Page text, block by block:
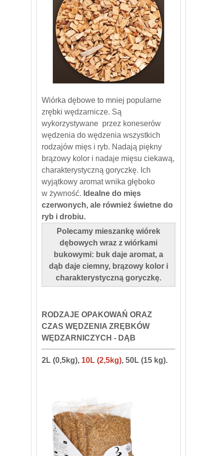
Wiórka dębowe to mniej popularne
zrębki wędzarnicze. Są
wykorzystywane przez koneserów
wędzenia do wędzenia wszystkich
rodzajów mięs i ryb. Nadają piękny
brązowy kolor i nadaje mięsu ciekawą,
charakterystyczną goryczkę. Ich
wyjątkowy aromat wnika głęboko
w żywność. Idealne do mięs
czerwonych, ale również świetne do
ryb i drobiu.
Polecamy mieszankę wiórek
dębowych wraz z wiórkami
bukowymi: buk daje aromat, a
dąb daje ciemny, brązowy kolor i
charakterystyczną goryczkę.
RODZAJE OPAKOWAŃ ORAZ
CZAS WĘDZENIA ZRĘBKÓW
WĘDZARNICZYCH - DĄB
2L (0,5kg), 10L (2,5kg), 50L (15 kg).